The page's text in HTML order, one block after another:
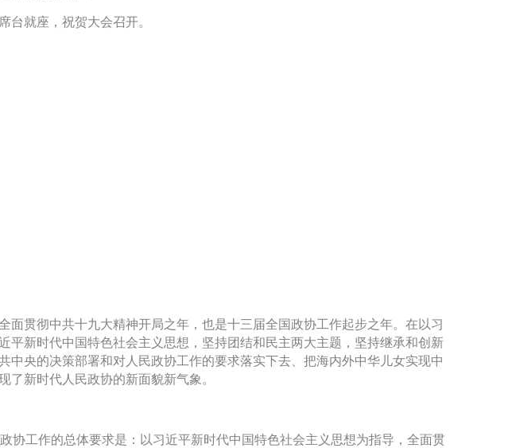
就座，祝贺大会召开。
贯彻中共十九大精神开局之年，也是十三届全国政协工作起步之年。在以习
新时代中国特色社会主义思想，坚持团结和民主两大主题，坚持继承和创新
央的决策部署和对人民政协工作的要求落实下去、把海内外中华儿女实现中
新时代人民政协的新面貌新气象。
工作的总体要求是：以习近平新时代中国特色社会主义思想为指导，全面贯